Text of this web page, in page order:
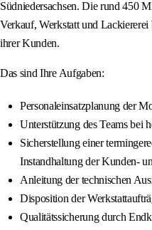
Südniedersachsen. Die rund 450
Verkauf, Werkstatt und Lackiererei
ihrer Kunden.
Das sind Ihre Aufgaben:
Personaleinsatzplanung der
Unterstützung des Teams bei
Sicherstellung einer
Instandhaltung der Kunden-
Anleitung der technischen
Disposition der
Qualitätssicherung durch